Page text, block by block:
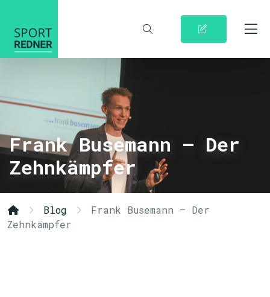
Frank Busemann – Der
Zehnkämpfer
Blog
Frank Busemann – Der
Zehnkämpfer